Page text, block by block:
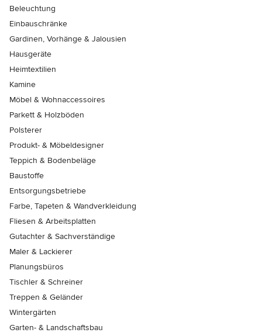
Beleuchtung
Einbauschränke
Gardinen, Vorhänge & Jalousien
Hausgeräte
Heimtextilien
Kamine
Möbel & Wohnaccessoires
Parkett & Holzböden
Polsterer
Produkt- & Möbeldesigner
Teppich & Bodenbeläge
Baustoffe
Entsorgungsbetriebe
Farbe, Tapeten & Wandverkleidung
Fliesen & Arbeitsplatten
Gutachter & Sachverständige
Maler & Lackierer
Planungsbüros
Tischler & Schreiner
Treppen & Geländer
Wintergärten
Garten- & Landschaftsbau